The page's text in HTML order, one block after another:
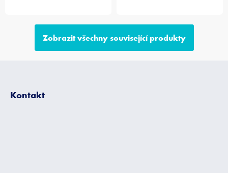
Zobrazit všechny související produkty
Kontakt